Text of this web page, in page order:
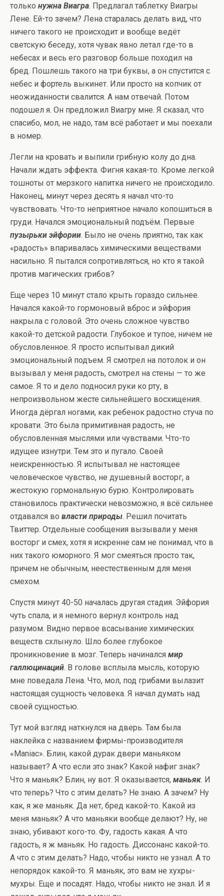
только нужна Виагра. Предлагал таблетку Виагры
Лене. Ей-то зачем? Лена старалась делать вид, что
ничего такого не происходит и вообще ведёт
светскую беседу, хотя чувак явно летал где-то в
небесах и весь его разговор больше походил на
бред. Пошлешь такого на три буквы, а он спустится с
небес и фортель выкинет. Или просто на копчик от
неожиданности свалится. А нам отвечай. Потом
подошел я. Он предложил Виагру мне. Я сказал, что
спасибо, мол, не надо, там всё работает и мы поехали
в номер.
Легли на кровать и выпили грибную колу до дна.
Начали ждать эффекта. Фигня какая-то. Кроме легкой
тошноты от мерзкого напитка ничего не происходило.
Наконец, минут через десять я начал что-то
чувствовать. Что-то неприятное начало копошиться в
груди. Начался эмоциональный подъём. Первые
пузырьки эйфории. Было не очень приятно, так как
«радость» впаривалась химическими веществами
насильно. Я пытался сопротивляться, но кто я такой
против магических грибов?
Еще через 10 минут стало крыть гораздо сильнее.
Начался какой-то гормоновый вброс и эйфория
накрыла с головой. Это очень сложное чувство
какой-то детской радости. Глубокое и тупое, ничем не
обусловленное. Я просто испытывал дикий
эмоциональный подъем. Я смотрел на потолок и он
вызывал у меня радость, смотрел на стены — то же
самое. Я то и дело подносил руки ко рту, в
непроизвольном жесте сильнейшего восхищения.
Иногда дёргал ногами, как ребенок радостно стуча по
кровати. Это была примитивная радость, не
обусловленная мыслями или чувствами. Что-то
идущее изнутри. Тем это и пугало. Своей
неискренностью. Я испытывал не настоящее
человеческое чувство, не душевный восторг, а
жестокую гормональную бурю. Контролировать
становилось практически невозможно, я всё сильнее
отдавался во власти природы. Решил почитать
Твиттер. Отдельные сообщения вызывали у меня
восторг и смех, хотя я искренне сам не понимал, что в
них такого юморного. Я мог смеяться просто так,
причем не обычным, неестественным для меня
смехом.
Спустя минут 40-50 началась другая стадия. Эйфория
чуть спала, и я немного вернул контроль над
разумом. Видно первое всасывание химических
веществ схлынуло. Шло более глубокое
проникновение в мозг. Теперь начинался мир
галлюцинаций. В голове всплыла мысль, которую
мне поведала Лена. Что, мол, под грибами вылазит
настоящая сущность человека. Я начал думать над
своей сущностью.
Тут мой взгляд наткнулся на дверь. Там была
наклейка с названием фирмы-производителя
«Maniac». Блин, какой дурак двери маньяком
называет? А что если это знак? Какой нафиг знак?
Что я маньяк? Блин, ну вот. Я оказывается, маньяк. И
что теперь? Что с этим делать? Не знаю. А зачем? Ну
как, я же маньяк. Да нет, бред какой-то. Какой из
меня маньяк? А что маньяки вообще делают? Ну, не
знаю, убивают кого-то. Фу, гадость какая. А что
гадость, я ж маньяк. Но гадость. Диссонанс какой-то.
А что с этим делать? Надо, чтобы никто не узнал. А то
непорядок какой-то. Я маньяк, это вам не хухры-
мухры. Еще и посадят. Надо, чтобы никто не знал. И я